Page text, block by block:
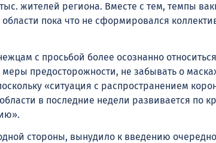
жителей региона. Вместе с тем, темпы
пока что не сформировался
с просьбой более осознанно
предосторожности, не забывать о
«ситуация с распространением
в последние недели развивается по
стороны, вынудило к введению